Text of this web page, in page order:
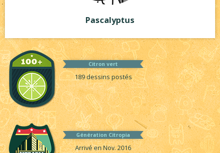
Pascalyptus
Citron vert
189 dessins postés
Génération Citropia
Arrivé en Nov. 2016